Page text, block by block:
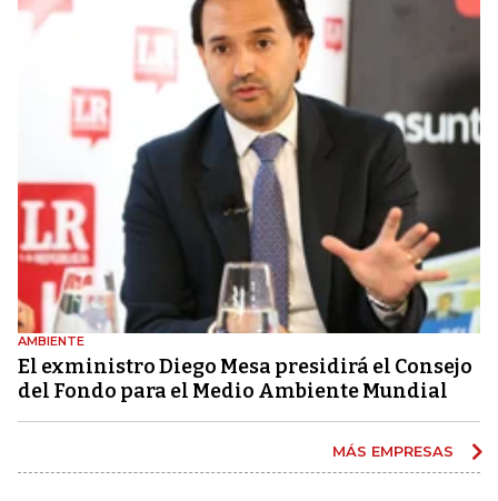
AMBIENTE
El exministro Diego Mesa presidirá el Consejo
del Fondo para el Medio Ambiente Mundial
MÁS EMPRESAS